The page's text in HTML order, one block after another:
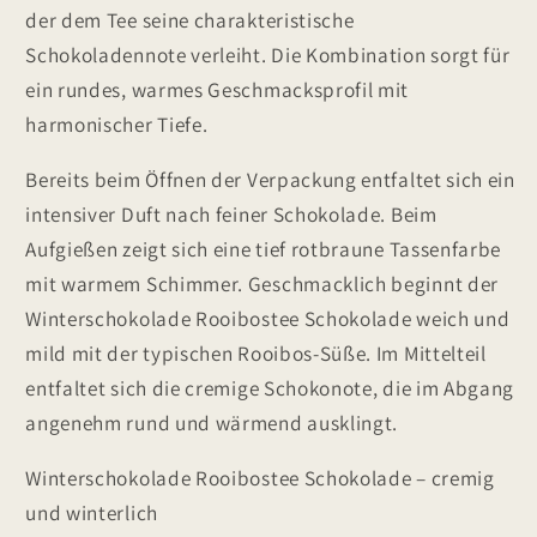
der dem Tee seine charakteristische
Schokoladennote verleiht. Die Kombination sorgt für
ein rundes, warmes Geschmacksprofil mit
harmonischer Tiefe.
Bereits beim Öffnen der Verpackung entfaltet sich ein
intensiver Duft nach feiner Schokolade. Beim
Aufgießen zeigt sich eine tief rotbraune Tassenfarbe
mit warmem Schimmer. Geschmacklich beginnt der
Winterschokolade Rooibostee Schokolade weich und
mild mit der typischen Rooibos-Süße. Im Mittelteil
entfaltet sich die cremige Schokonote, die im Abgang
angenehm rund und wärmend ausklingt.
Winterschokolade Rooibostee Schokolade – cremig
und winterlich